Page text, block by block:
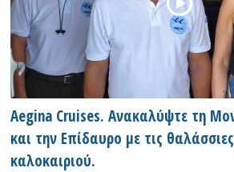
Aegina Cruises. Ανακαλύψτε τη
και την Επίδαυρο με τις
καλοκαιριού.